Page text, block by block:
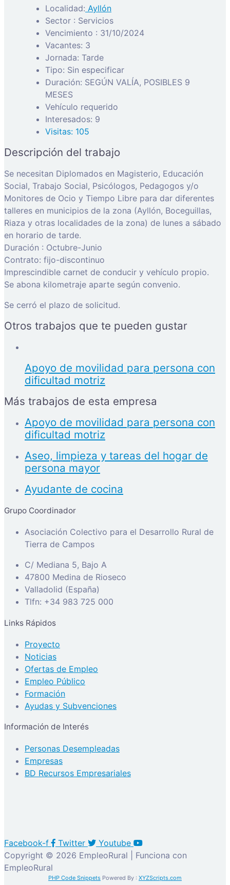
Localidad: Ayllón
Sector : Servicios
Vencimiento : 31/10/2024
Vacantes: 3
Jornada: Tarde
Tipo: Sin especificar
Duración: SEGÚN VALÍA, POSIBLES 9
MESES
Vehículo requerido
Interesados: 9
Visitas: 105
Descripción del trabajo
Se necesitan Diplomados en Magisterio, Educación
Social, Trabajo Social, Psicólogos, Pedagogos y/o
Monitores de Ocio y Tiempo Libre para dar diferentes
talleres en municipios de la zona (Ayllón, Boceguillas,
Riaza y otras localidades de la zona) de lunes a sábado
en horario de tarde.
Duración : Octubre-Junio
Contrato: fijo-discontinuo
Imprescindible carnet de conducir y vehículo propio.
Se abona kilometraje aparte según convenio.
Se cerró el plazo de solicitud.
Otros trabajos que te pueden gustar
Apoyo de movilidad para persona con
dificultad motriz
Más trabajos de esta empresa
Apoyo de movilidad para persona con
dificultad motriz
Aseo, limpieza y tareas del hogar de
persona mayor
Ayudante de cocina
Grupo Coordinador
Asociación Colectivo para el Desarrollo Rural de
Tierra de Campos
C/ Mediana 5, Bajo A
47800 Medina de Rioseco
Valladolid (España)
Tlfn: +34 983 725 000
Links Rápidos
Proyecto
Noticias
Ofertas de Empleo
Empleo Público
Formación
Ayudas y Subvenciones
Información de Interés
Personas Desempleadas
Empresas
BD Recursos Empresariales
Facebook-f Twitter
Youtube
Copyright © 2026 EmpleoRural | Funciona con
EmpleoRural
PHP Code Snippets Powered By : XYZScripts.com